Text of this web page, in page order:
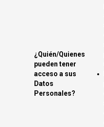
¿Quién/Quienes
pueden tener
acceso a sus
Datos
Personales?